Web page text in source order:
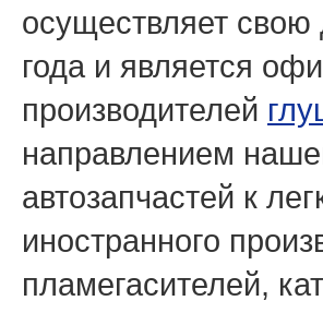
осуществляет свою
года и является
производителей
направлением
автозапчастей к
иностранного
пламегасителей,